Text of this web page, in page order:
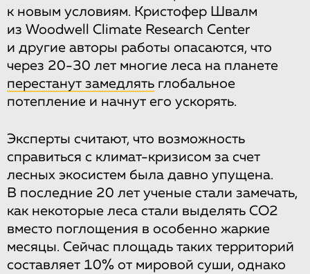
к новым условиям. Кристофер Швалм
из Woodwell Climate Research Center
и другие авторы работы опасаются, что
через 20-30 лет многие леса на планете
перестанут замедлять глобальное
потепление и начнут его ускорять.
Эксперты считают, что возможность
справиться с климат-кризисом за счет
лесных экосистем была давно упущена.
В последние 20 лет ученые стали замечать,
как некоторые леса стали выделять CO2
вместо поглощения в особенно жаркие
месяцы. Сейчас площадь таких территорий
составляет 10% от мировой суши, однако